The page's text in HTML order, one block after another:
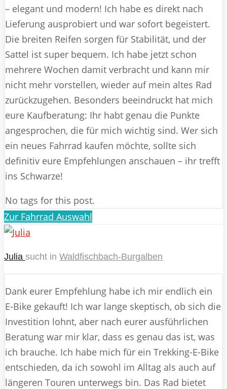
– elegant und modern! Ich habe es direkt nach
Lieferung ausprobiert und war sofort begeistert.
Die breiten Reifen sorgen für Stabilität, und der
Sattel ist super bequem. Ich habe jetzt schon
mehrere Wochen damit verbracht und kann mir
nicht mehr vorstellen, wieder auf mein altes Rad
zurückzugehen. Besonders beeindruckt hat mich
eure Kaufberatung: Ihr habt genau die Punkte
angesprochen, die für mich wichtig sind. Wer sich
ein neues Fahrrad kaufen möchte, sollte sich
definitiv eure Empfehlungen anschauen – ihr trefft
ins Schwarze!
No tags for this post.
Zur Fahrrad Auswahl
Julia sucht in Waldfischbach-Burgalben
Dank eurer Empfehlung habe ich mir endlich ein
E-Bike gekauft! Ich war lange skeptisch, ob sich die
Investition lohnt, aber nach eurer ausführlichen
Beratung war mir klar, dass es genau das ist, was
ich brauche. Ich habe mich für ein Trekking-E-Bike
entschieden, da ich sowohl im Alltag als auch auf
längeren Touren unterwegs bin. Das Rad bietet